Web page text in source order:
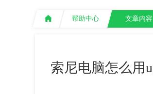
帮助中心 文章内容
索尼电脑怎么用